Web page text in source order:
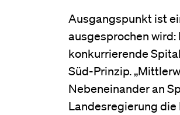
Ausgangspunkt ist
ausgesprochen
konkurrierende
Süd-Prinzip.
Nebeneinander an
Landesregierung die